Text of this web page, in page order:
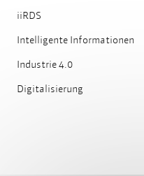
iiRDS
Intelligente Informationen
Industrie 4.0
Digitalisierung